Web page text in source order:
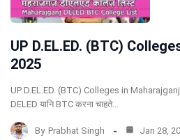
UP D.EL.ED. (BTC)
2025
UP D.EL.ED. (BTC) Colleges in
DELED यानि BTC करना चाहते…
By Prabhat Singh Jan 28,